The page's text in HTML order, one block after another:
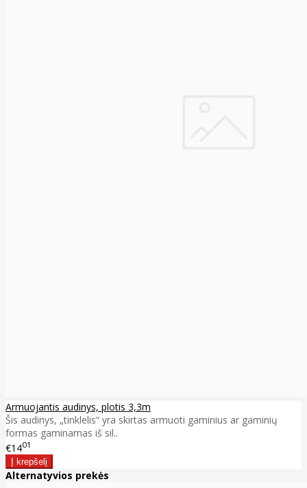
Armuojantis audinys, plotis 3,3m
Šis audinys, „tinklelis“ yra skirtas armuoti gaminius ar gaminių
formas gaminamas iš sil..
€1401
Alternatyvios prekės